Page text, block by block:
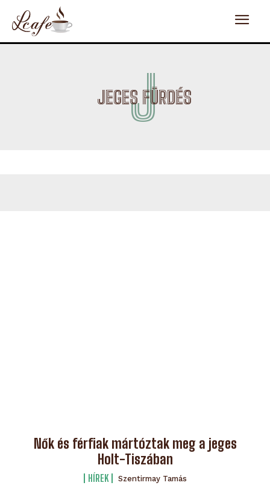
JEGES FÜRDÉS
J
Nők és férfiak mártóztak meg a jeges
Holt-Tiszában
HÍREK Szentirmay Tamás